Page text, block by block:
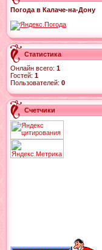
Погода в Калаче-на-Дону
Статистика
Онлайн всего: 1
Гостей: 1
Пользователей: 0
Счетчики